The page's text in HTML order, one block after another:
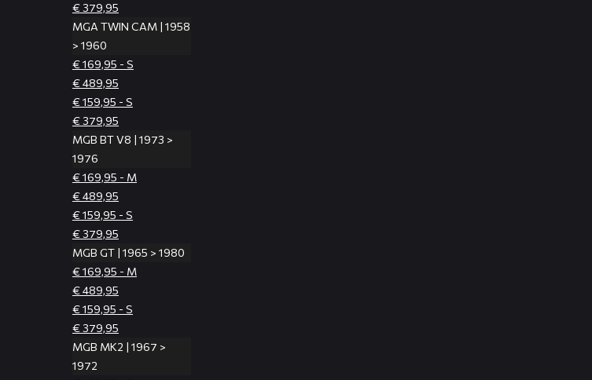
€ 379,95
MGA TWIN CAM | 1958
> 1960
€ 169,95 - S
€ 489,95
€ 159,95 - S
€ 379,95
MGB BT V8 | 1973 >
1976
€ 169,95 - M
€ 489,95
€ 159,95 - S
€ 379,95
MGB GT | 1965 > 1980
€ 169,95 - M
€ 489,95
€ 159,95 - S
€ 379,95
MGB MK2 | 1967 >
1972